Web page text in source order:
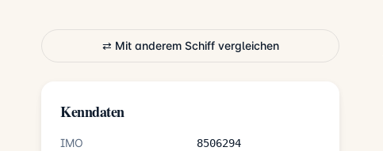
⇄ Mit anderem Schiff vergleichen
Kenndaten
IMO 8506294